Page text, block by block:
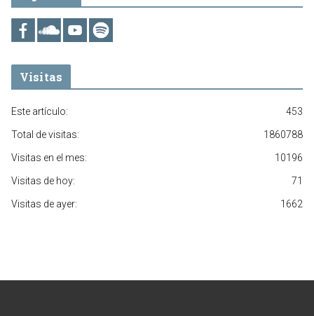
Visitas
453
Este artículo:
1860788
Total de visitas:
10196
Visitas en el mes:
71
Visitas de hoy:
1662
Visitas de ayer: